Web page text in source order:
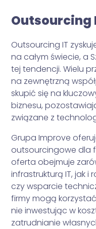
Outsourcing
Outsourcing IT
na całym świecie, a
tej tendencji. Wielu
na zewnętrzną
skupić się na
biznesu,
związane z
Grupa Improve
outsourcingowe dla
oferta obejmuje
infrastrukturą IT, jak
czy wsparcie
firmy mogą
nie inwestując w
zatrudnianie